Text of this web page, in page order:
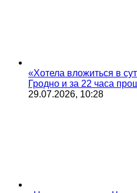
«Хотела вложиться в
Гродно и за 22 часа
29.07.2026, 10:28